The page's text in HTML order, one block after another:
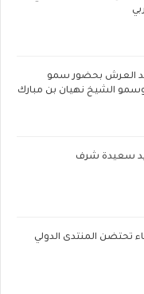
تحتفي بالذكرى 27 لعيد العرش بحضور سمو
الشيخ نهيان بن مبارك
سعيدة شرف
تحتضن المنتدى الدولي